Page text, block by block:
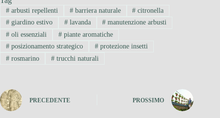
#arbusti repellenti #barriera naturale # citronella
#giardino estivo #lavanda # manutenzione arbusti
#oli essenziali #piante aromatiche
#posizionamento strategico #protezione insetti
#rosmarino #trucchi naturali
PRECEDENTE PROSSIMO